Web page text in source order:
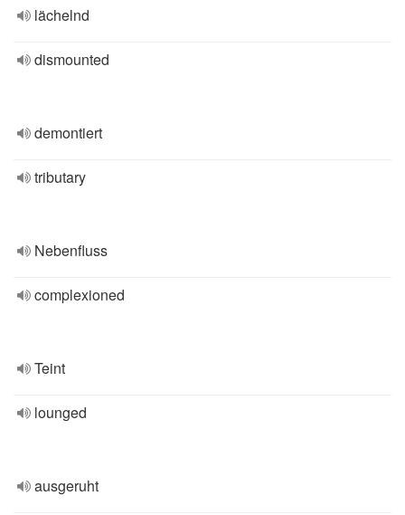
lächelnd
dismounted
demontiert
tributary
Nebenfluss
complexioned
Teint
lounged
ausgeruht